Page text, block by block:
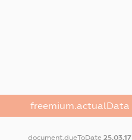
freemium.actualData
document.dueToDate25.03.17